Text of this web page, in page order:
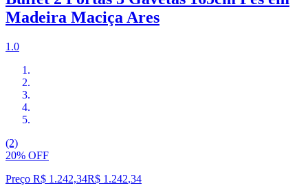
Madeira Maciça Ares
1.0
(2)
20% OFF
Preço R$ 1.242,34R$ 1.242,34